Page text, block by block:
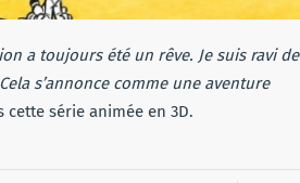
a toujours été un rêve. Je suis ravi de
s’annonce comme une aventure
cette série animée en 3D.